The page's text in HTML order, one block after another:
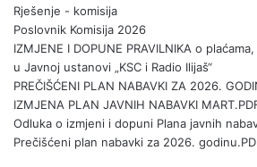
Rješenje - komisija
Poslovnik Komisija 2026
IZMJENE I DOPUNE PRAVILNIKA o
u Javnoj ustanovi „KSC i Radio Ilijaš“
PREČIŠĆENI PLAN NABAVKI ZA 2026.
IZMJENA PLAN JAVNIH NABAVKI
Odluka o izmjeni i dopuni Plana javnih
Prečišćeni plan nabavki za 2026.